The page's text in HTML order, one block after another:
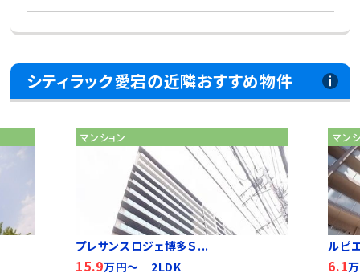
シティラック愛宕の近隣おすすめ物件
マンション
プレサンスロジェ博多Ｓ...
15.9万円～ 2LDK
マン
ルピ
6.1